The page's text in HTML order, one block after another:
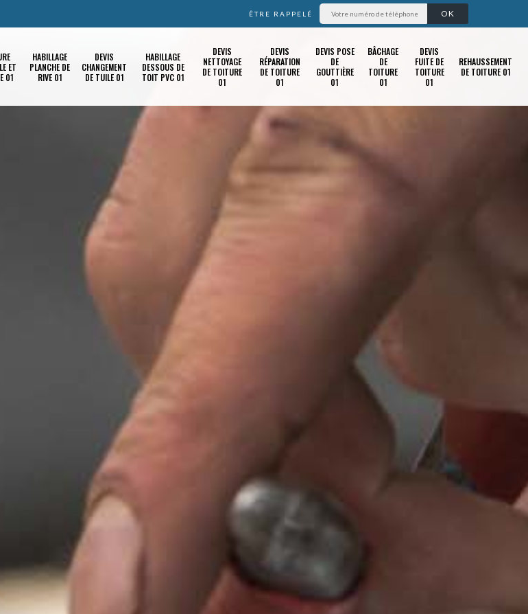
ÊTRE RAPPELÉ
ET
01
HABILLAGE
PLANCHE DE
RIVE 01
DEVIS
CHANGEMENT
DE TUILE 01
HABILLAGE
DESSOUS DE
TOIT PVC 01
DEVIS
NETTOYAGE
DE TOITURE
01
DEVIS
RÉPARATION
DE TOITURE
01
DEVIS POSE
DE
GOUTTIÈRE
01
BÂCHAGE
DE
TOITURE
01
DEVIS
FUITE DE
TOITURE
01
REHAUSSEMENT
DE TOITURE 01